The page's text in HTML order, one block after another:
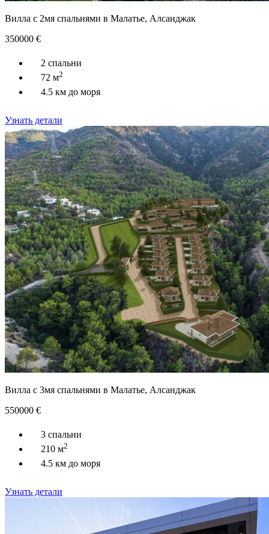
Вилла с 2мя спальнями в Малатье, Алсанджак
350000 €
2 спальни
72 м2
4.5 км до моря
Узнать детали
Вилла с 3мя спальнями в Малатье, Алсанджак
550000 €
3 спальни
210 м2
4.5 км до моря
Узнать детали